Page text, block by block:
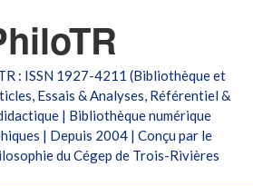
: ISSN 1927-4211 (Bibliothèque et
Essais & Analyses, Référentiel &
| Bibliothèque numérique
| Depuis 2004 | Conçu par le
du Cégep de Trois-Rivières